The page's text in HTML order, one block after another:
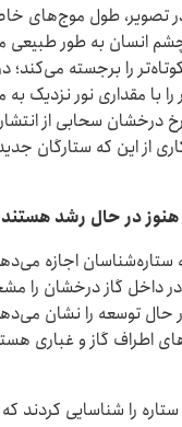
تصویر، طول موج‌های
انسان به طور طبیعی
را برجسته می‌کند؛
با مقداری نور نزدیک
سحابی از انتشار
از این که ستارگان
هنوز در حال رشد هستند
ستاره‌شناسان اجازه
در داخل گاز درخشان
حال توسعه را نشان
اطراف گاز و غباری
محققان تقریباً ۲۵۰۰ ستاره را